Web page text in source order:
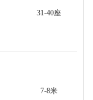
31-40座
7-8米